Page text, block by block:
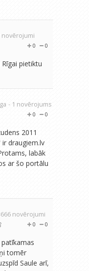
novērojumi
0
0
pietiktu
- 1 novērojums
0
0
2011
draugiem.lv
labāk
ar šo portālu
novērojumi
0
0
tomēr
Saule arī,